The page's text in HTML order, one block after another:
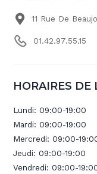
11 Rue De
01.42.97.55.15
HORAIRES DE
Lundi:09:00-19:00
Mardi:09:00-19:00
Mercredi:09:00-
Jeudi:09:00-19:00
Vendredi:09:00-